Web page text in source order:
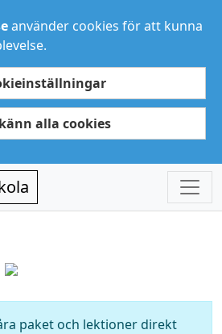
använder cookies för att kunna
alla cookies
paket och lektioner direkt